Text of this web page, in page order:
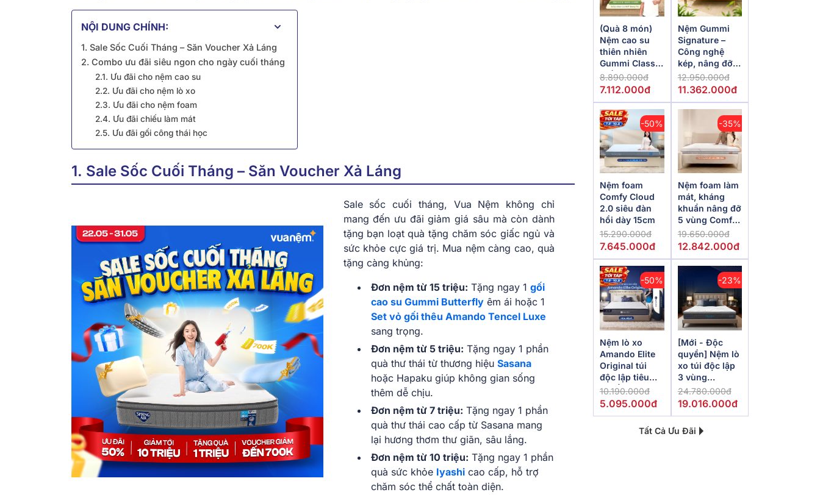
NỘI DUNG CHÍNH:
1. Sale Sốc Cuối Tháng – Săn Voucher Xả Láng
2. Combo ưu đãi siêu ngon cho ngày cuối tháng
2.1. Ưu đãi cho nệm cao su
2.2. Ưu đãi cho nệm lò xo
2.3. Ưu đãi cho nệm foam
2.4. Ưu đãi chiếu làm mát
2.5. Ưu đãi gối công thái học
1. Sale Sốc Cuối Tháng – Săn Voucher Xả Láng
Sale sốc cuối tháng, Vua Nệm không chỉ
mang đến ưu đãi giảm giá sâu mà còn dành
tặng bạn loạt quà tặng chăm sóc giấc ngủ và
sức khỏe cực giá trị. Mua nệm càng cao, quà
tặng càng khủng:
Đơn nệm từ 15 triệu: Tặng ngay 1 gối
cao su Gummi Butterflyêm ái hoặc 1
Set vỏ gối thêu Amando Tencel Luxe
sang trọng.
Đơn nệm từ 5 triệu: Tặng ngay 1 phần
quà thư thái từ thương hiệu Sasana
hoặc Hapaku giúp không gian sống
thêm dễ chịu.
Đơn nệm từ 7 triệu: Tặng ngay 1 phần
quà thư thái cao cấp từ Sasana mang
lại hương thơm thư giãn, sâu lắng.
Đơn nệm từ 10 triệu: Tặng ngay 1 phần
quà sức khỏe Iyashicao cấp, hỗ trợ
chăm sóc thể chất toàn diện.
(Quà 8 món)
Nệm cao su
thiên nhiên
Gummi Classic
thế hệ mới dày
5/10/15cm
8.890.000đ
7.112.000đ
Nệm Gummi
Signature –
Công nghệ
kép, nâng đỡ
vượt trội,
kháng khuẩn
12.950.000đ
11.362.000đ
-50%
Nệm foam
Comfy Cloud
2.0 siêu đàn
hồi dày 15cm
15.290.000đ
7.645.000đ
-35%
Nệm foam làm
mát, kháng
khuẩn nâng đỡ
5 vùng Comfy
Lux 1.0
19.650.000đ
12.842.000đ
-50%
Nệm lò xo
Amando Elite
Original túi
độc lập tiêu
chuẩn khách
sạn 5 sao dày
10.190.000đ
5.095.000đ
-23%
[Mới - Độc
quyền] Nệm lò
xo túi độc lập
3 vùng
Dunlopillo
de.Stress
24.780.000đ
19.016.000đ
Tất Cả Ưu Đãi